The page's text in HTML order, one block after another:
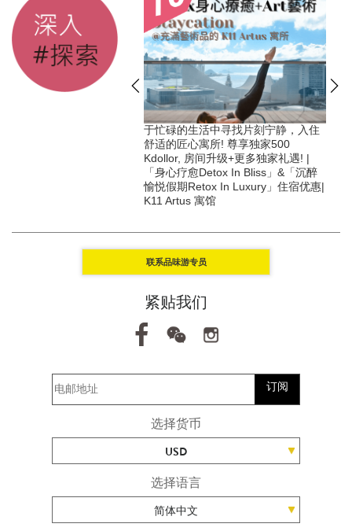
于忙碌的生活中寻找片刻宁静，入住
舒适的匠心寓所! 尊享独家500
Kdollor, 房间升级+更多独家礼遇! |
「身心疗愈Detox In Bliss」&「沉醉
愉悦假期Retox In Luxury」住宿优惠|
K11 Artus 寓馆
联系品味游专员
紧贴我们
订阅
选择货币
USD
选择语言
简体中文